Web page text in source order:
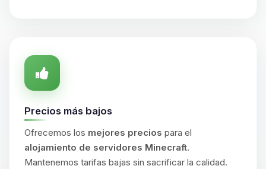
Precios más bajos
Ofrecemos los mejores precios para el
alojamiento de servidores Minecraft.
Mantenemos tarifas bajas sin sacrificar la calidad.